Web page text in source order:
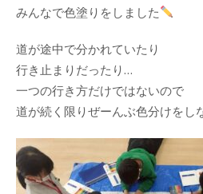
みんなで色塗りをしました
道が途中で分かれていたり
行き止まりだったり…
一つの行き方だけではないので
道が続く限りぜーんぶ色分けをし